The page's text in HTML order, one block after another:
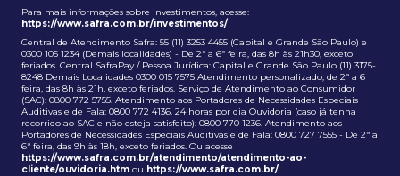
Para mais informações sobre investimentos, acesse:
https://www.safra.com.br/investimentos/
Central de Atendimento Safra: 55 (11) 3253 4455 (Capital e Grande São Paulo) e
0300 105 1234 (Demais localidades) - De 2ª a 6ª feira, das 8h às 21h30, exceto
feriados. Central SafraPay / Pessoa Jurídica: Capital e Grande São Paulo (11) 3175-
8248 Demais Localidades 0300 015 7575 Atendimento personalizado, de 2ª a 6
feira, das 8h às 21h, exceto feriados. Serviço de Atendimento ao Consumidor
(SAC): 0800 772 5755. Atendimento aos Portadores de Necessidades Especiais
Auditivas e de Fala: 0800 772 4136. 24 horas por dia Ouvidoria (caso já tenha
recorrido ao SAC e não esteja satisfeito): 0800 770 1236. Atendimento aos
Portadores de Necessidades Especiais Auditivas e de Fala: 0800 727 7555 - De 2ª a
6ª feira, das 9h às 18h, exceto feriados. Ou acesse
https://www.safra.com.br/atendimento/atendimento-ao-
cliente/ouvidoria.htm ou https://www.safra.com.br/